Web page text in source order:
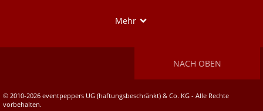
Mehr
NACH OBEN
© 2010-2026 eventpeppers UG (haftungsbeschränkt) & Co. KG - Alle Rechte
vorbehalten.